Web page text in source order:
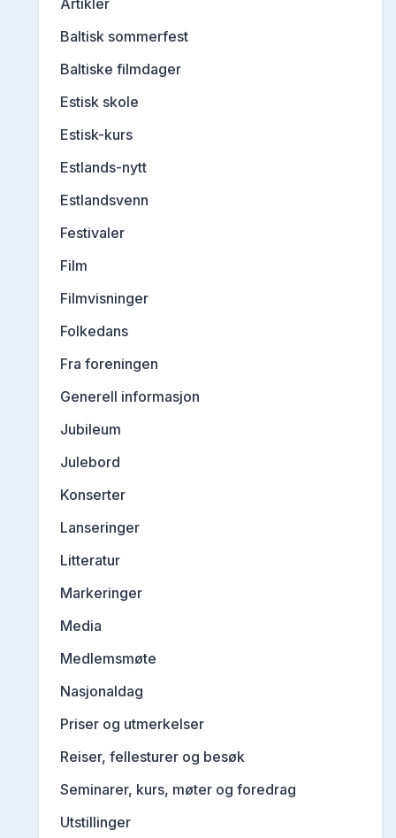
Baltisk sommerfest
Baltiske filmdager
Estisk skole
Estisk-kurs
Estlands-nytt
Estlandsvenn
Festivaler
Film
Filmvisninger
Folkedans
Fra foreningen
Generell informasjon
Jubileum
Julebord
Konserter
Lanseringer
Litteratur
Markeringer
Media
Medlemsmøte
Nasjonaldag
Priser og utmerkelser
Reiser, fellesturer og besøk
Seminarer, kurs, møter og foredrag
Utstillinger